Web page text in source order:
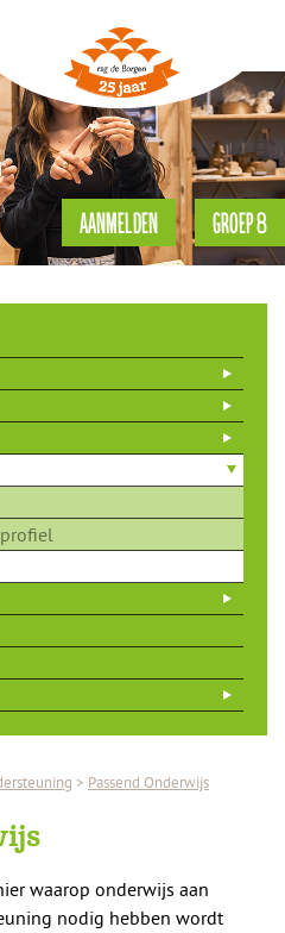
GROEP 8
AANMELDEN
> Passend Onderwijs
waarop onderwijs aan
nodig hebben wordt